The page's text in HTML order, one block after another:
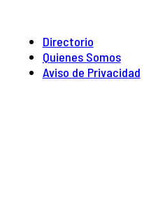
Directorio
Quienes Somos
Aviso de Privacidad